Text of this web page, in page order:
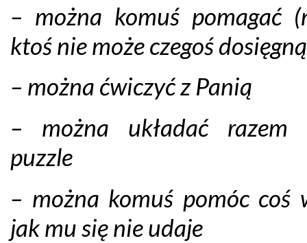
– można komuś pomagać
ktoś nie może czegoś
– można ćwiczyć z Panią
– można układać razem
puzzle
– można komuś pomóc coś
jak mu się nie udaje